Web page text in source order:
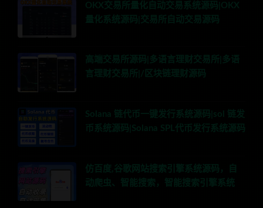
OKX交易所量化自动交易系统源码|OKX
量化系统源码|交易所自动交易源码
高端交易所源码|多语言理财交易所|多语
言理财交易所|/区块链理财源码
Solana 链代币一键发行系统源码|sol 链发
币系统源码|Solana SPL代币发行系统源码
仿百度,谷歌网站搜索引擎系统源码，自
动爬虫、智能搜索，智能搜索引擎系统